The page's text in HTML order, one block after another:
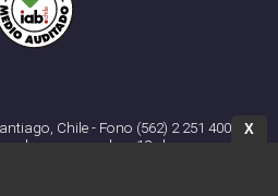
Chile - Fono (562) 2 251 4000
reservados. 13.cl
X